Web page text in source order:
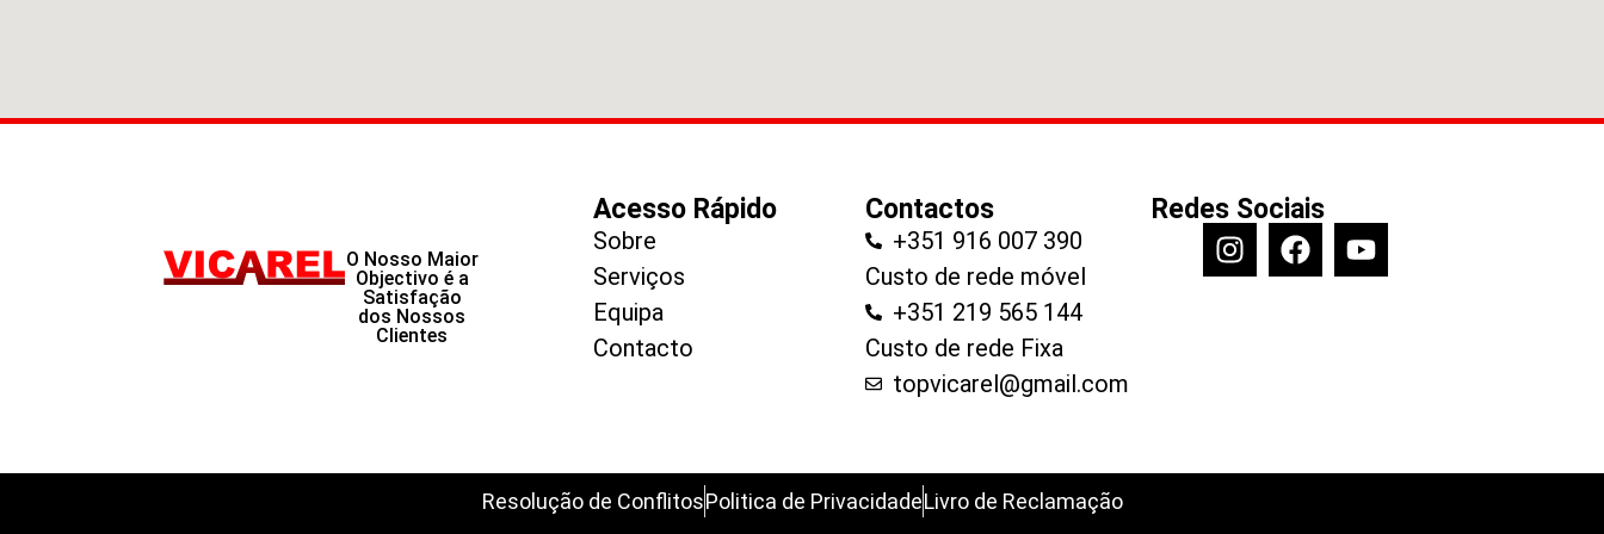
O Nosso Maior
Objectivo é a
Satisfação
dos Nossos
Clientes
Acesso Rápido
Sobre
Serviços
Equipa
Contacto
Contactos
+351 916 007 390
Custo de rede móvel
+351 219 565 144
Custo de rede Fixa
topvicarel@gmail.com
Redes Sociais
Resolução de ConflitosPolitica de PrivacidadeLivro de Reclamação